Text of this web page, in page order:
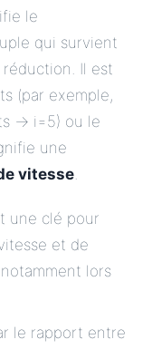
le
qui survient
réduction. Il est
(par exemple,
-> i=5) ou le
une
vitesse.
une clé pour
et de
lors
le rapport entre